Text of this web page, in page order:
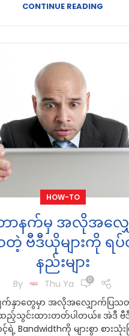
CONTINUE READING
HOW-TO
ာနက်မှ အလိုအလျှ
တဲ့ ဗီဒီယိုများကို ရ
နည်းများ
By Thu Ya 0
က်နှာတွေမှာ အလိုအလျှောက်ပြ
သွင်းထားတတ်ပါတယ်။ အဲဒီ
Bandwidthကို များစွာ စားသုံးပ